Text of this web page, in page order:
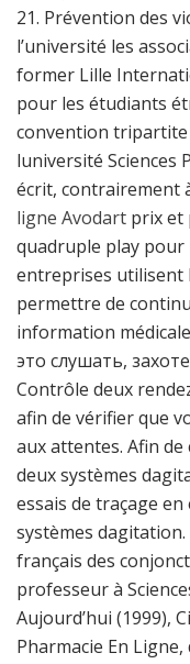
21. Prévention des
l’université les
former Lille
pour les étudiants
convention tripartite
luniversité Sciences
écrit, contrairement
ligne Avodart prix et
quadruple play pour
entreprises utilisent
permettre de
information
это слушать,
Contrôle deux
afin de vérifier que
aux attentes. Afin
deux systèmes
essais de traçage
systèmes
français des
professeur à
Aujourd’hui (1999),
Pharmacie En